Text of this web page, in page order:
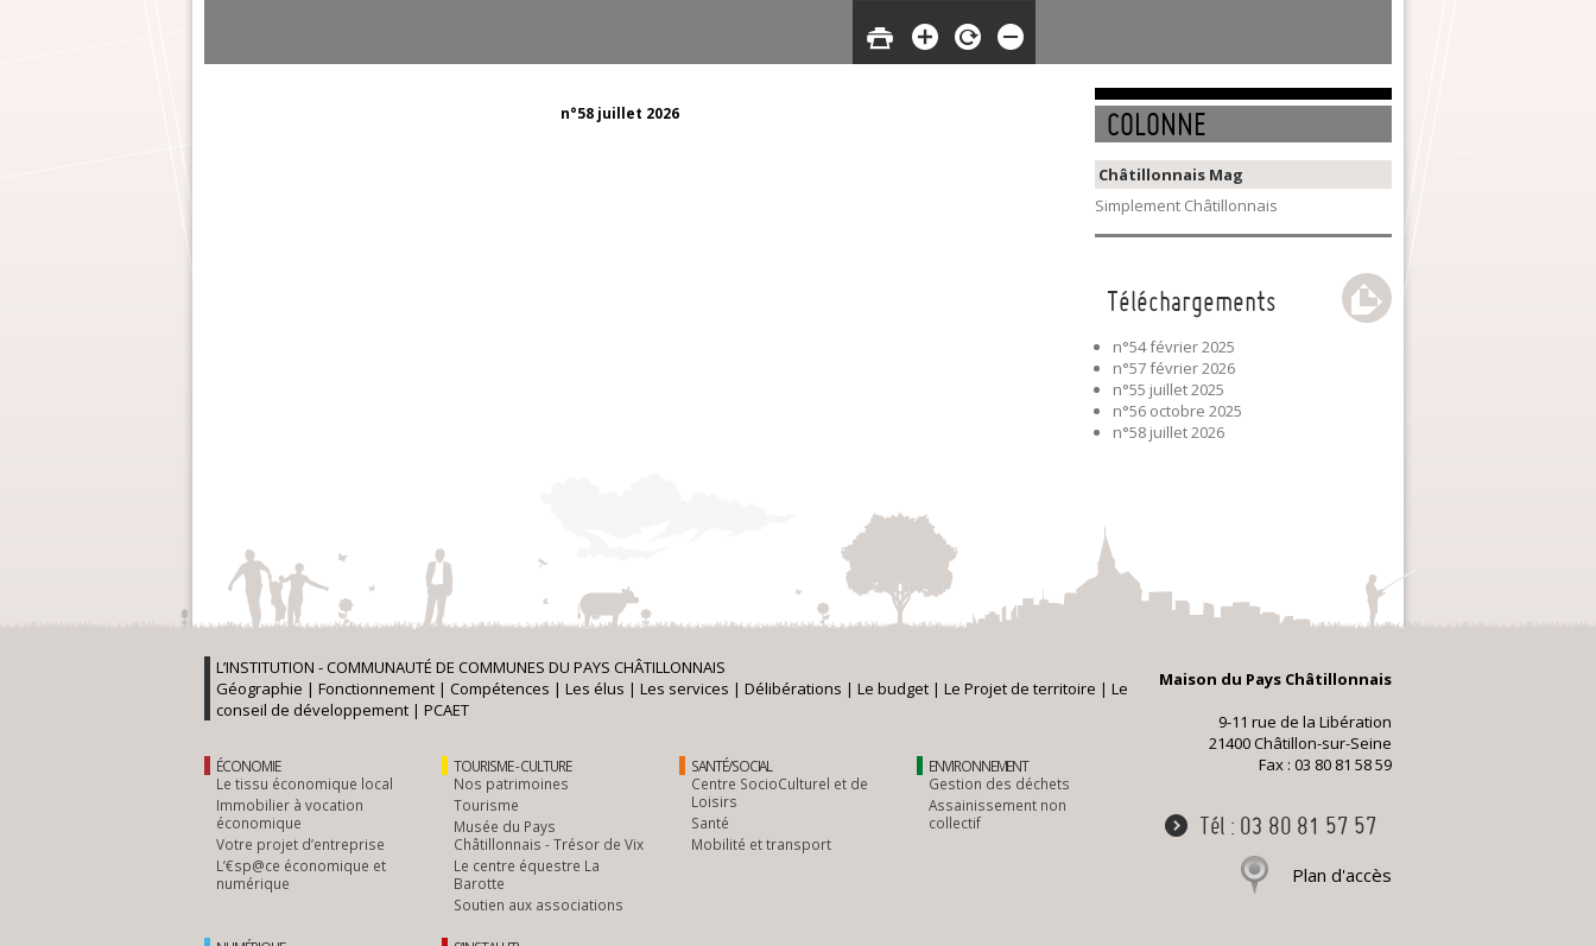
n°58 juillet 2026 COLONNE
Châtillonnais Mag
Simplement Châtillonnais
Téléchargements
n°54 février 2025
n°57 février 2026
n°55 juillet 2025
n°56 octobre 2025
n°58 juillet 2026
Maison du Pays Châtillonnais
9-11 rue de la Libération
21400 Châtillon-sur-Seine
Fax : 03 80 81 58 59
Tél : 03 80 81 57 57
Plan d'accès
L’INSTITUTION - COMMUNAUTÉ DE COMMUNES DU PAYS CHÂTILLONNAIS
Géographie | Fonctionnement | Compétences | Les élus | Les services | Délibérations | Le budget | Le Projet de territoire | Le
conseil de développement | PCAET
ÉCONOMIE
Le tissu économique local
Immobilier à vocation
économique
Votre projet d’entreprise
L’€sp@ce économique et
numérique
TOURISME - CULTURE
Nos patrimoines
Tourisme
Musée du Pays
Châtillonnais - Trésor de Vix
Le centre équestre La
Barotte
Soutien aux associations
SANTÉ/SOCIAL
Centre SocioCulturel et de
Loisirs
Santé
Mobilité et transport
ENVIRONNEMENT
Gestion des déchets
Assainissement non
collectif